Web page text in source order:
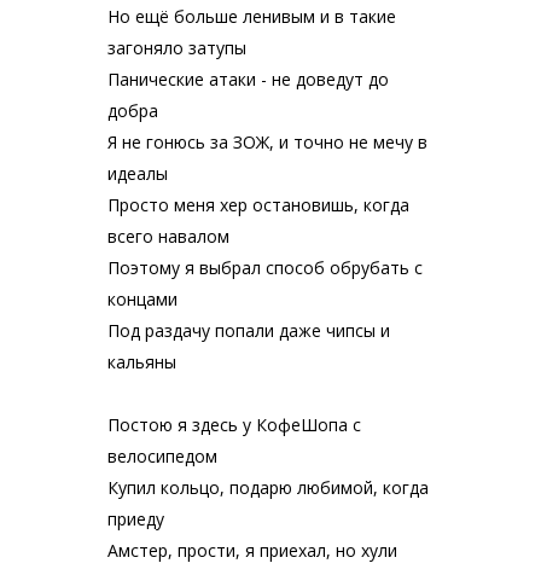
Но ещё больше ленивым и в такие
загоняло затупы
Панические атаки - не доведут до
добра
Я не гонюсь за ЗОЖ, и точно не мечу в
идеалы
Просто меня хер остановишь, когда
всего навалом
Поэтому я выбрал способ обрубать с
концами
Под раздачу попали даже чипсы и
кальяны
Постою я здесь у КофеШопа с
велосипедом
Купил кольцо, подарю любимой, когда
приеду
Амстер, прости, я приехал, но хули